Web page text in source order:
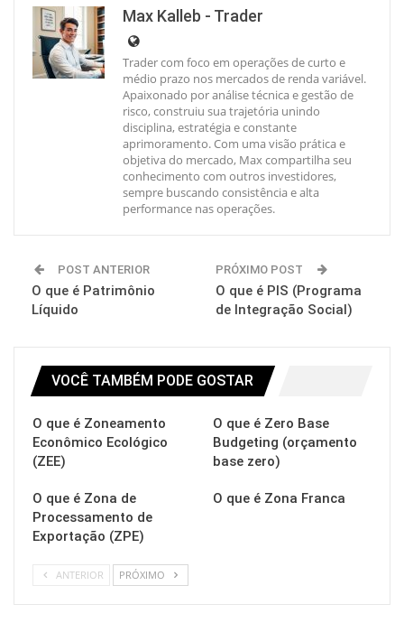
Max Kalleb - Trader
Trader com foco em operações de curto e
médio prazo nos mercados de renda variável.
Apaixonado por análise técnica e gestão de
risco, construiu sua trajetória unindo
disciplina, estratégia e constante
aprimoramento. Com uma visão prática e
objetiva do mercado, Max compartilha seu
conhecimento com outros investidores,
sempre buscando consistência e alta
performance nas operações.
POST ANTERIOR
O que é Patrimônio
Líquido
PRÓXIMO POST
O que é PIS (Programa
de Integração Social)
VOCÊ TAMBÉM PODE GOSTAR
O que é Zoneamento
Econômico Ecológico
(ZEE)
O que é Zero Base
Budgeting (orçamento
base zero)
O que é Zona de
Processamento de
Exportação (ZPE)
O que é Zona Franca
ANTERIOR PRÓXIMO